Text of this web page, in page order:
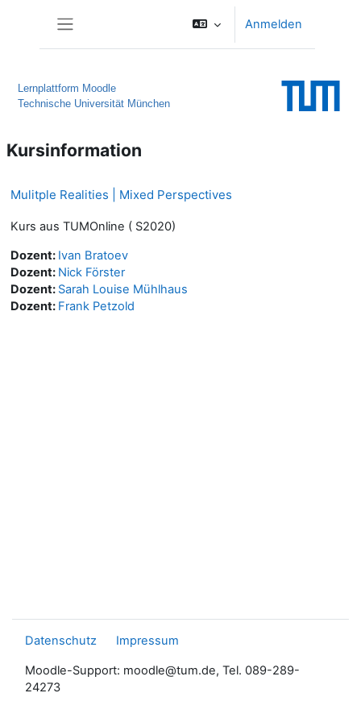
Anmelden
Lernplattform Moodle
Technische Universität München
Kursinformation
Mulitple Realities | Mixed Perspectives
Kurs aus TUMOnline ( S2020)
Dozent: Ivan Bratoev
Dozent: Nick Förster
Dozent: Sarah Louise Mühlhaus
Dozent: Frank Petzold
Datenschutz Impressum
Moodle-Support: moodle@tum.de, Tel. 089-289-
24273